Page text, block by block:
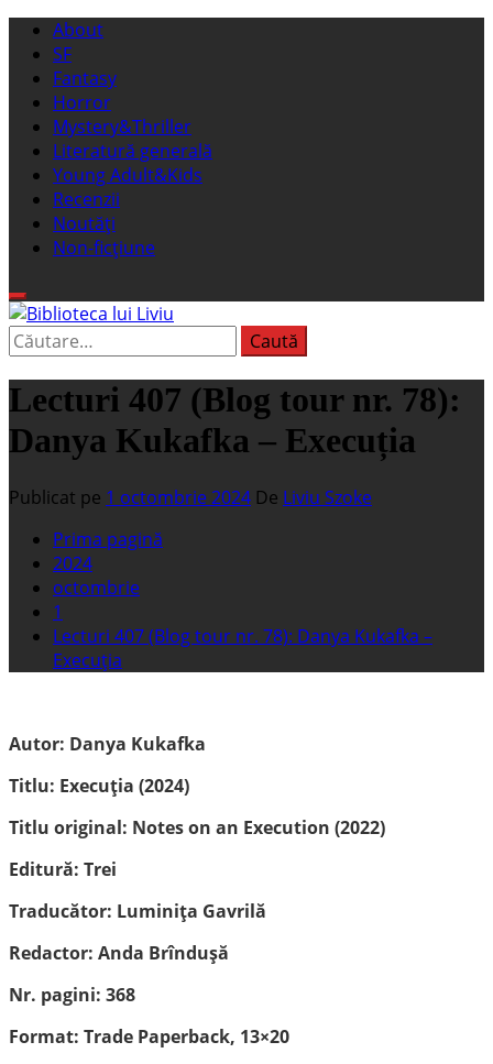
Sari
conținut
Meniu
principal
About
SF
Fantasy
Horror
Mystery&Thriller
Literatură generală
Young Adult&Kids
Recenzii
Noutăți
Non-ficțiune
Biblioteca lui Liviu
Fostul blog FanSF
Caută
după:
Lecturi 407 (Blog tour nr. 78):
Danya Kukafka – Execuția
Publicat pe 1 octombrie 2024 De Liviu Szoke
Prima pagină
2024
octombrie
1
Lecturi 407 (Blog tour nr. 78): Danya Kukafka –
Execuția
Autor: Danya Kukafka
Titlu: Execuția (2024)
Titlu original: Notes on an Execution (2022)
Editură: Trei
Traducător: Luminița Gavrilă
Redactor: Anda Brîndușă
Nr. pagini: 368
Format: Trade Paperback, 13×20